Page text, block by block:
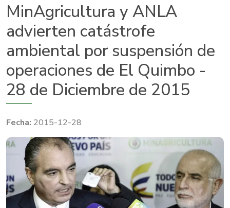
MinAgricultura y ANLA
advierten catástrofe
ambiental por suspensión de
operaciones de El Quimbo -
28 de Diciembre de 2015
2015-12-28